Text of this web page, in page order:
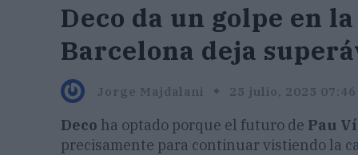
Deco da un golpe en
Barcelona deja
Jorge Majdalani 25 julio, 2025 07:46
Deco ha optado porque el futuro de Pau
precisamente para continuar vistiendo la